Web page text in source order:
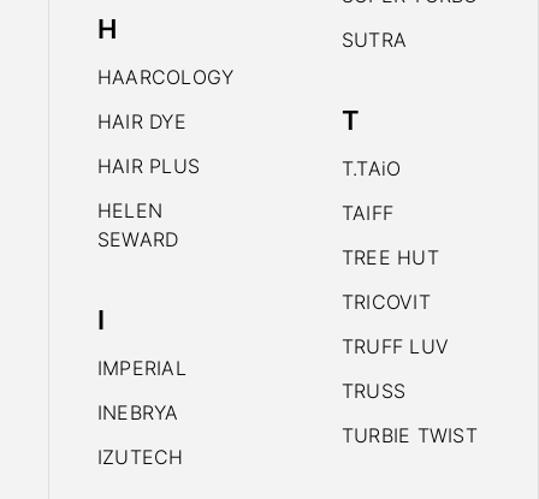
H
HAARCOLOGY
HAIR DYE
HAIR PLUS
HELEN
SEWARD
I
IMPERIAL
INEBRYA
IZUTECH
SUTRA
T
T.TAiO
TAIFF
TREE HUT
TRICOVIT
TRUFF LUV
TRUSS
TURBIE TWIST